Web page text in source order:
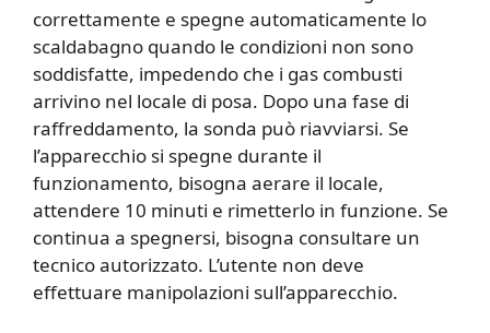
correttamente e spegne automaticamente lo
scaldabagno quando le condizioni non sono
soddisfatte, impedendo che i gas combusti
arrivino nel locale di posa. Dopo una fase di
raffreddamento, la sonda può riavviarsi. Se
l’apparecchio si spegne durante il
funzionamento, bisogna aerare il locale,
attendere 10 minuti e rimetterlo in funzione. Se
continua a spegnersi, bisogna consultare un
tecnico autorizzato. L’utente non deve
effettuare manipolazioni sull’apparecchio.